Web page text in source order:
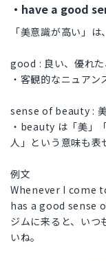
・have a good
「美意識が高い」は
good : 良い、優れた
・客観的なニュアン
sense of beauty :
・beauty は「美」
人」という意味も表
例文
Whenever I come
has a good sense
ジムに来ると、いつ
いね。